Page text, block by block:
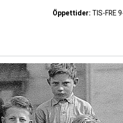
Öppettider:TIS-FRE